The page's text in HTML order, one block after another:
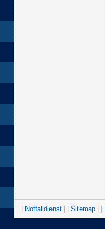
Notfalldienst Sitemap